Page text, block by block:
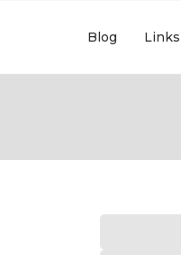
Blog Links